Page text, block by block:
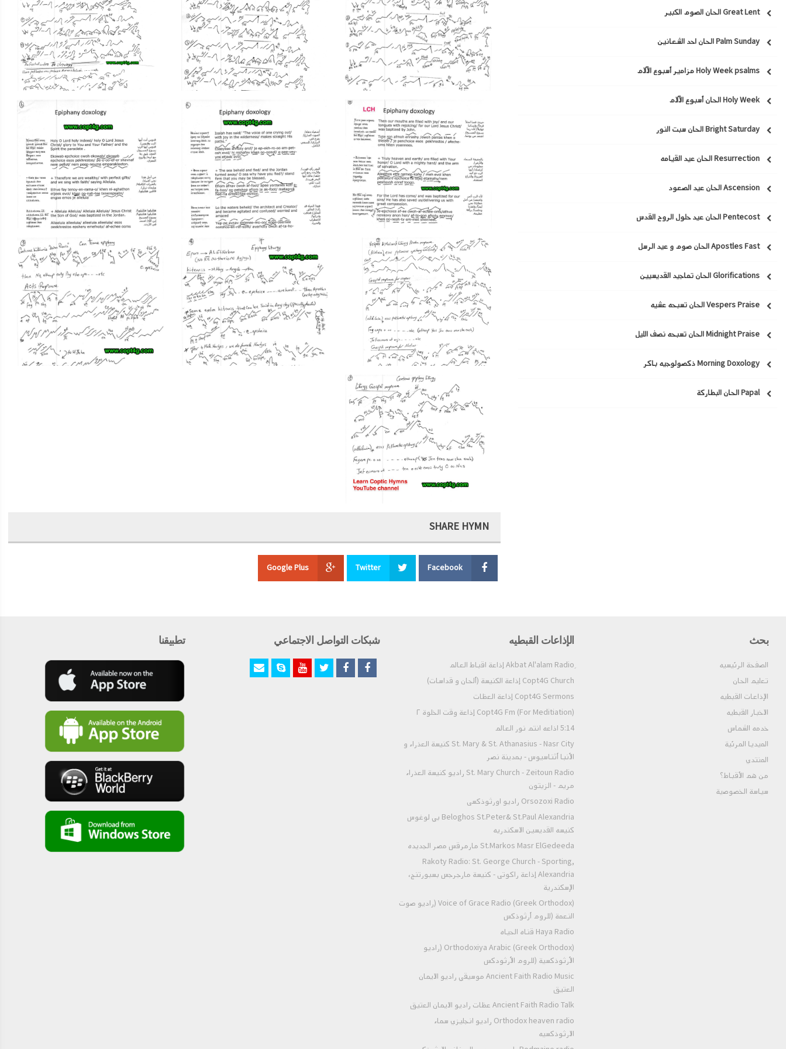
Great Lent الحان الصوم الكبير
Palm Sunday الحان احد الشعانين
Holy Week psalms مزامير أسبوع الآلام
Holy Week الحان أسبوع الآلام
Bright Saturday الحان سبت النور
Resurrection الحان عيد القيامه
Ascension الحان عيد الصعود
Pentecost الحان عيد حلول الروح القدس
Apostles Fast الحان صوم و عيد الرسل
Glorifications الحان تماجيد القديسيين
Vespers Praise الحان تسبحه عشيه
Midnight Praise الحان تسبحه نصف الليل
Morning Doxology ذكصولوجيه باكر
Papal الحان البطاركة
SHARE HYMN
Facebook
Twitter
Google Plus
بحث
الصفحة الرئيسيه
تعليم الحان
الإذاعات القبطيه
الاخبار القبطيه
خدمه الشماس
الميديا المرئية
المنتدي
من هم الأقباط؟‎
سياسة الخصوصية
الإذاعات القبطيه
Copt4G Church إذاعة الكنيسة (ألحان و قداسات)
Copt4G Sermons إذاعة العظات
Copt4G Fm (For Meditiation) إذاعة وقت الخلوة ٢
5:14 اذاعه انتم نور العالم
St. Mary & St. Athanasius - Nasr City كنيسة العذراء و
الأنبا أثناسيوس - بمدينة نصر
St. Mary Church - Zeitoun Radio راديو كنيسة العذراء
مريم - الزيتون
Orsozoxi Radio راديو اورثوذكسى
Beloghos St.Peter& St.Paul Alexandria بي لوغوس
كنيسه القديسين الاسكندريه
St.Markos Masr ElGedeeda مارمرقس مصر الجديده
Rakoty Radio: St. George Church - Sporting,
Alexandria إذاعة راكوتى - كنيسة مارجرجس بسبورتنج،
الإسكندرية
Voice of Grace Radio (Greek Orthodox) (راديو صوت
النعمة (للروم أرثوذكس
Haya Radio قناه الحياه
Orthodoxiya Arabic (Greek Orthodox) (راديو
الأرثوذكسية (للروم الأرثودكس
Ancient Faith Radio Music موسيقي راديو الايمان
العتيق
Ancient Faith Radio Talk عظات راديو الايمان العتيق
Orthodox heaven radio راديو انجليزي سماء
الارثوذكسيه
شبكات التواصل الاجتماعي تطبيقنا